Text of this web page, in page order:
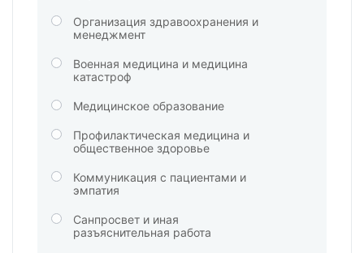
Организация здравоохранения и
менеджмент
Военная медицина и медицина
катастроф
Медицинское образование
Профилактическая медицина и
общественное здоровье
Коммуникация с пациентами и
эмпатия
Санпросвет и иная
разъяснительная работа